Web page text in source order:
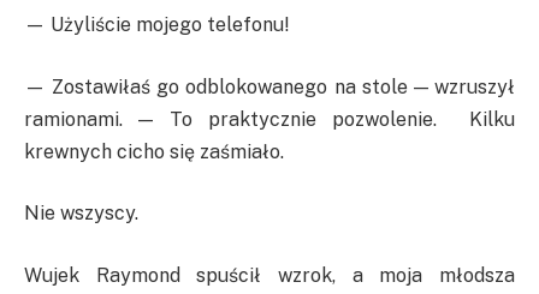
— Użyliście mojego telefonu!
— Zostawiłaś go odblokowanego na stole — wzruszył
ramionami. — To praktycznie pozwolenie. Kilku
krewnych cicho się zaśmiało.
Nie wszyscy.
Wujek Raymond spuścił wzrok, a moja młodsza